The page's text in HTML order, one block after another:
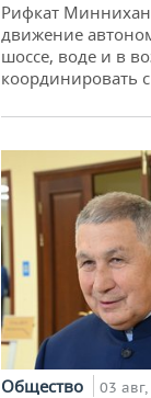
Рифкат
движение
шоссе, воде и в
координировать
Общество 03